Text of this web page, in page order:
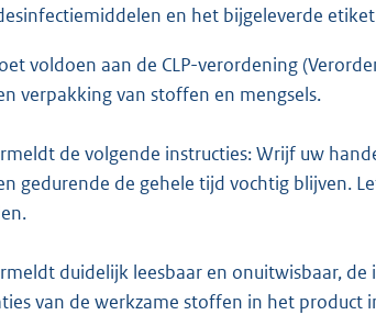
en het bijgeleverde
voldoen aan de CLP-verordening
verpakking van stoffen en mengsels.
de volgende instructies: Wrijf uw
gedurende de gehele tijd vochtig blijven.
duidelijk leesbaar en onuitwisbaar,
van de werkzame stoffen in het product